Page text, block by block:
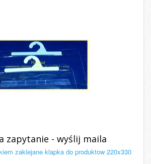
zapytanie - wyślij maila
zaklejane klapka do produktow 220x330